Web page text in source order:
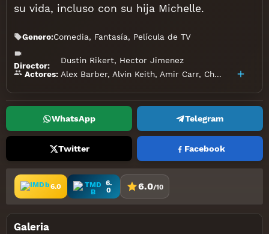
su vida, incluso con su hija Michelle.
Genero:Comedia, Fantasía, Película de TV
Director:
Dustin Rikert, Hector Jimenez
Actores: Alex Barber, Alvin Keith, Amir Carr, Charles 'Buddy' Buder
WhatsApp Telegram
Twitter Facebook
6.0
6.
0
6.0/10
Galeria